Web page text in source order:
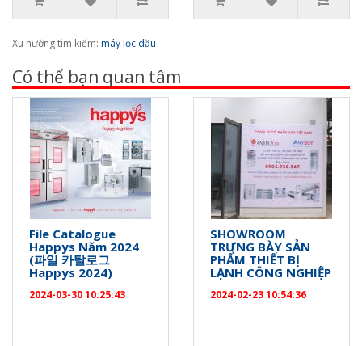
Xu hướng tìm kiếm: máy lọc dầu
Có thể bạn quan tâm
File Catalogue
Happys Năm 2024
(파일 카탈로그
Happys 2024)
2024-03-30 10:25:43
SHOWROOM
TRƯNG BÀY SẢN
PHẨM THIẾT BỊ
LẠNH CÔNG NGHIỆP
2024-02-23 10:54:36